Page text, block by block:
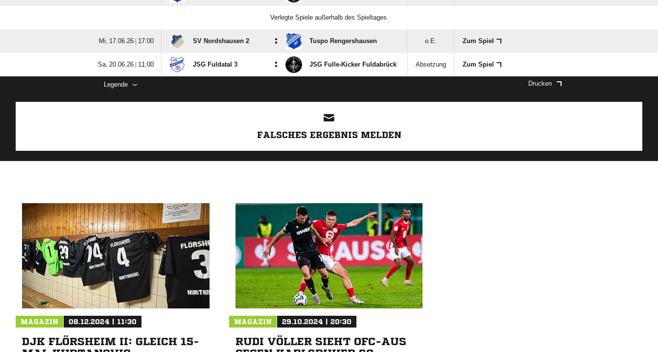
Verlegte Spiele außerhalb des Spieltages
  |  SV Nordshausen 2 : Tuspo Rengershausen o.E. Zum Spiel
  |  JSG Fuldatal 3 : JSG Fulle-Kicker Fuldabrück Absetzung Zum Spiel
Legende Drucken
FALSCHES ERGEBNIS MELDEN
MAGAZIN 08.12.2024 | 11:30
DJK FLÖRSHEIM II: GLEICH 15-
MAGAZIN 29.10.2024 | 20:30
RUDI VÖLLER SIEHT OFC-AUS